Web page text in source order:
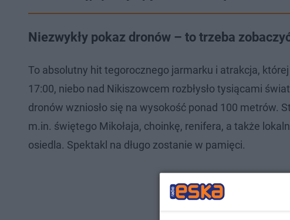
Niezwykły pokaz dronów – to trzeba
To absolutny hit tegorocznego jarmarku i atrakcja,
17:00, niebo nad Nikiszowcem rozbłysło tysiącami
dronów wzniosło się na wysokość ponad 100 metrów.
m.in. świętego Mikołaja, choinkę, renifera, a także
osiedla. Spektakl na długo zostanie w pamięci.